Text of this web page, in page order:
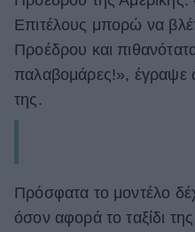
Επιτέλους μπορώ να
Προέδρου και
παλαβομάρες!»,
της.
Πρόσφατα το μοντέλο
όσον αφορά το ταξίδι